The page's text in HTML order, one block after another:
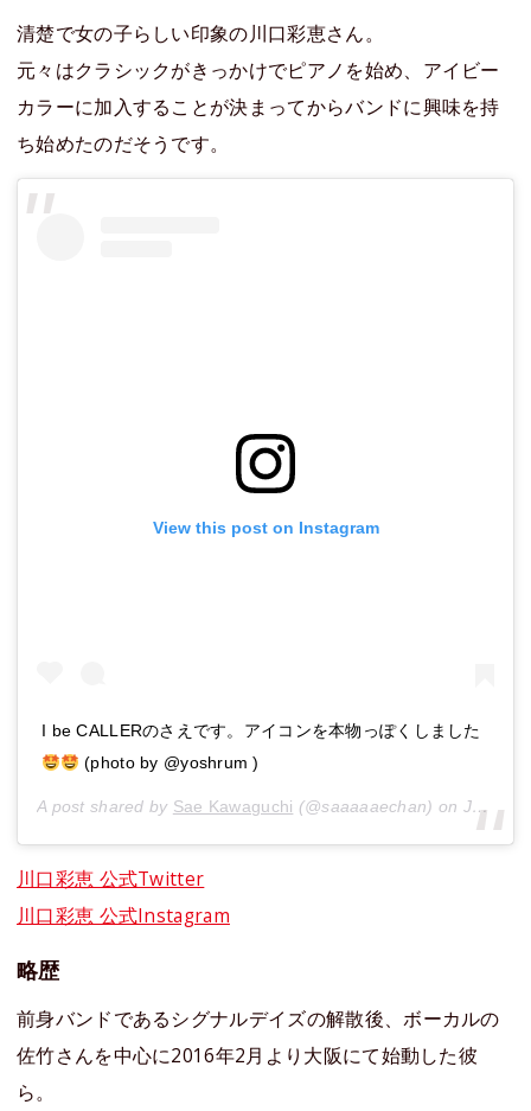
清楚で女の子らしい印象の川口彩恵さん。
元々はクラシックがきっかけでピアノを始め、アイビー
カラーに加入することが決まってからバンドに興味を持
ち始めたのだそうです。
View this post on Instagram
I be CALLERのさえです。アイコンを本物っぽくしました
(photo by @yoshrum )
A post shared by Sae Kawaguchi (@saaaaaechan) on Jan 3, 2020 at 12:09am PST
川口彩恵 公式Twitter
川口彩恵 公式Instagram
略歴
前身バンドであるシグナルデイズの解散後、ボーカルの
佐竹さんを中心に2016年2月より大阪にて始動した彼
ら。